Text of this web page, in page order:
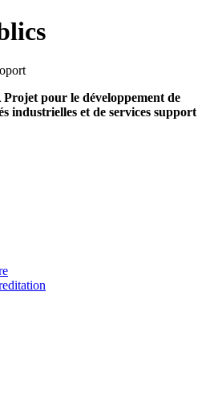
pour le développement de
industrielles et de services support